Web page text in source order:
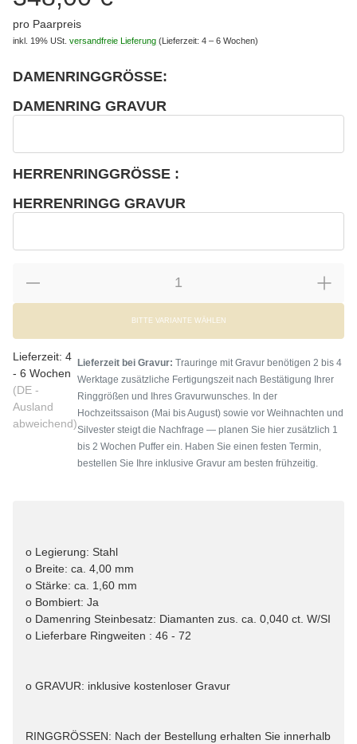
pro Paarpreis
inkl. 19% USt. versandfreie Lieferung (Lieferzeit: 4 – 6 Wochen)
DAMENRINGGRÖSSE:
DAMENRING GRAVUR
HERRENRINGGRÖSSE :
HERRENRINGG GRAVUR
BITTE VARIANTE WÄHLEN
Lieferzeit: 4
- 6 Wochen
(DE -
Ausland
abweichend)
Lieferzeit bei Gravur: Trauringe mit Gravur benötigen 2 bis 4
Werktage zusätzliche Fertigungszeit nach Bestätigung Ihrer
Ringgrößen und Ihres Gravurwunsches. In der
Hochzeitssaison (Mai bis August) sowie vor Weihnachten und
Silvester steigt die Nachfrage — planen Sie hier zusätzlich 1
bis 2 Wochen Puffer ein. Haben Sie einen festen Termin,
bestellen Sie Ihre inklusive Gravur am besten frühzeitig.
o Legierung: Stahl
o Breite: ca. 4,00 mm
o Stärke: ca. 1,60 mm
o Bombiert: Ja
o Damenring Steinbesatz: Diamanten zus. ca. 0,040 ct. W/SI
o Lieferbare Ringweiten : 46 - 72
o GRAVUR: inklusive kostenloser Gravur
RINGGRÖSSEN: Nach der Bestellung erhalten Sie innerhalb